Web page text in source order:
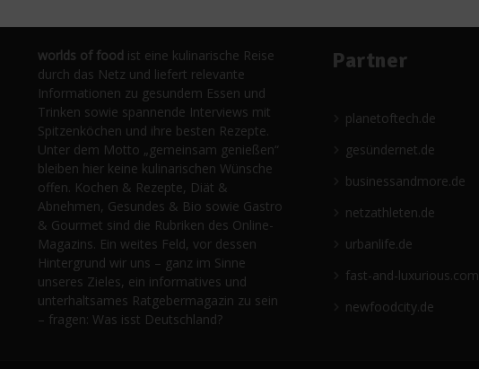
worlds of food ist eine kulinarische Reise
durch das Netz und liefert relevante
Informationen zu gesundem Essen und
Trinken sowie spannende Interviews mit
Spitzenköchen und ihre besten Rezepte.
Unter dem Motto „gemeinsam genießen“
bleiben hier keine kulinarischen Wünsche
offen. Kochen & Rezepte, Diät &
Abnehmen, Gesundes & Bio sowie Gastro
& Gourmet sind die Rubriken des Online-
Magazins. Ein weites Feld, vor dessen
Hintergrund wir uns – ganz im Sinne
unseres Zieles, ein informatives und
unterhaltsames Ratgebermagazin zu sein
– fragen: Was isst Deutschland?
Partner
planetoftech.de
gesündernet.de
businessandmore.de
netzathleten.de
urbanlife.de
fast-and-luxurious.com
newfoodcity.de